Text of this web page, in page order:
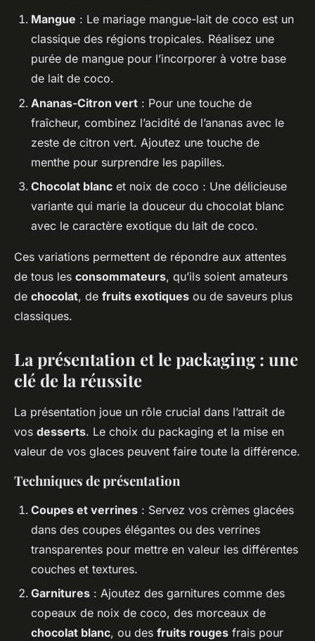
Mangue : Le mariage mangue-lait de coco est un
classique des régions tropicales. Réalisez une
purée de mangue pour l’incorporer à votre base
de lait de coco.
Ananas-Citron vert : Pour une touche de
fraîcheur, combinez l’acidité de l’ananas avec le
zeste de citron vert. Ajoutez une touche de
menthe pour surprendre les papilles.
Chocolat blanc et noix de coco : Une délicieuse
variante qui marie la douceur du chocolat blanc
avec le caractère exotique du lait de coco.
Ces variations permettent de répondre aux attentes
de tous les consommateurs, qu’ils soient amateurs
de chocolat, de fruits exotiques ou de saveurs plus
classiques.
La présentation et le packaging : une
clé de la réussite
La présentation joue un rôle crucial dans l’attrait de
vos desserts. Le choix du packaging et la mise en
valeur de vos glaces peuvent faire toute la différence.
Techniques de présentation
Coupes et verrines : Servez vos crèmes glacées
dans des coupes élégantes ou des verrines
transparentes pour mettre en valeur les différentes
couches et textures.
Garnitures : Ajoutez des garnitures comme des
copeaux de noix de coco, des morceaux de
chocolat blanc, ou des fruits rouges frais pour